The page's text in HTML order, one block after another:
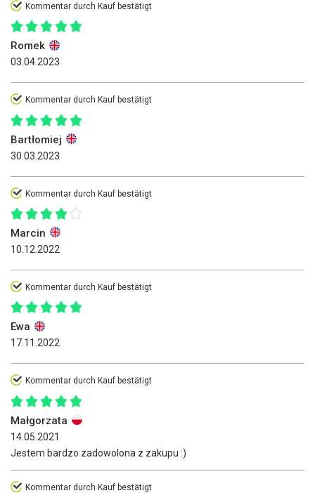
Kommentar durch Kauf bestätigt
Romek
03.04.2023
Kommentar durch Kauf bestätigt
Bartłomiej
30.03.2023
Kommentar durch Kauf bestätigt
Marcin
10.12.2022
Kommentar durch Kauf bestätigt
Ewa
17.11.2022
Kommentar durch Kauf bestätigt
Małgorzata
14.05.2021
Jestem bardzo zadowolona z zakupu :)
Kommentar durch Kauf bestätigt